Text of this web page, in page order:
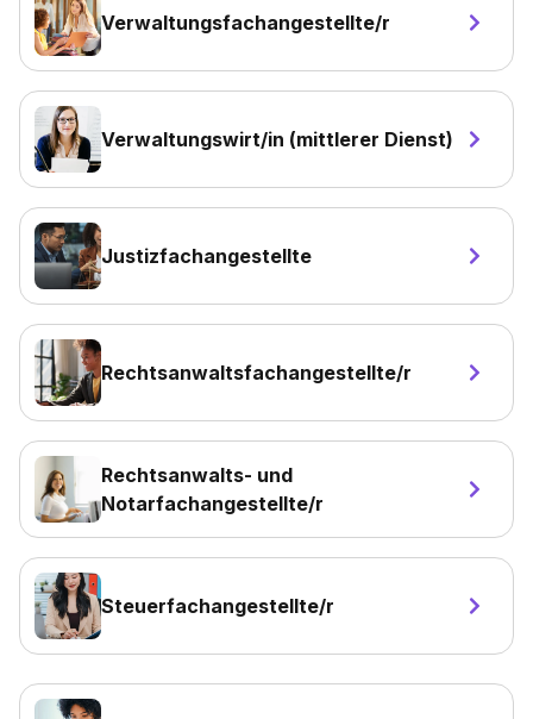
Verwaltungsfachangestellte/r
Verwaltungswirt/in (mittlerer Dienst)
Justizfachangestellte
Rechtsanwaltsfachangestellte/r
Rechtsanwalts- und
Notarfachangestellte/r
Steuerfachangestellte/r